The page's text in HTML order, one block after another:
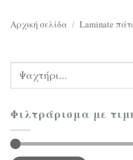
Αρχική σελίδα / Laminate
Αναζήτηση
για:
Φιλτράρισμα με